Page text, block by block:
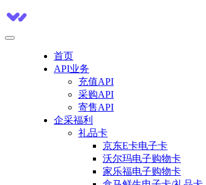
首页
API业务
充值API
采购API
寄售API
企采福利
礼品卡
京东E卡电子卡
沃尔玛电子购物卡
家乐福电子购物卡